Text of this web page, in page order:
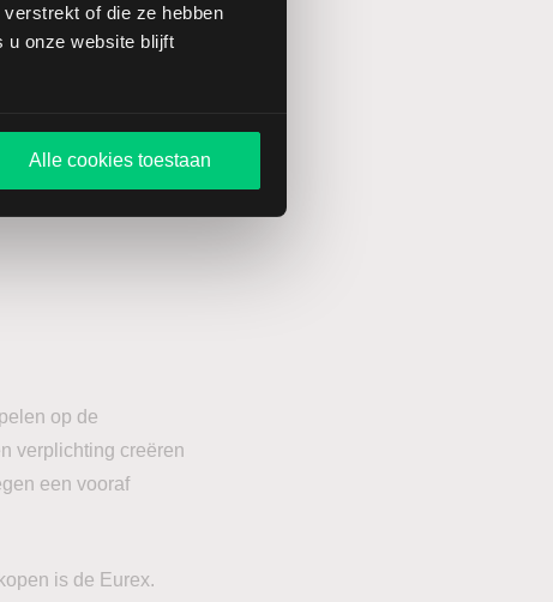
of die ze hebben
u onze website blijft
Alle cookies toestaan
bestaat de
in
technologieaandelen
de afgelopen jaren
op de
verplichting creëren
een vooraf
is de Eurex.